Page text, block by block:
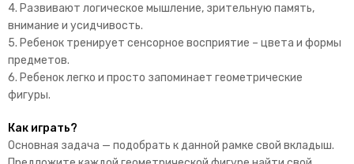
4. Развивают логическое мышление, зрительную память,
внимание и усидчивость.
5. Ребенок тренирует сенсорное восприятие – цвета и формы
предметов.
6. Ребенок легко и просто запоминает геометрические
фигуры.
Как играть?
Основная задача — подобрать к данной рамке свой вкладыш.